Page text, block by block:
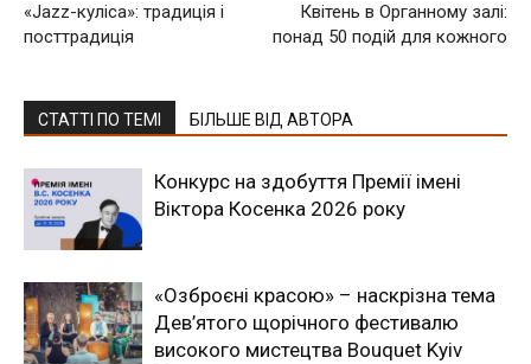
«Jazz-куліса»: традиція і
посттрадиція
Квітень в Органному залі:
понад 50 подій для кожного
СТАТТІ ПО ТЕМІ БІЛЬШЕ ВІД АВТОРА
Конкурс на здобуття Премії імені
Віктора Косенка 2026 року
«Озброєні красою» – наскрізна тема
Дев’ятого щорічного фестивалю
високого мистецтва Bouquet Kyiv